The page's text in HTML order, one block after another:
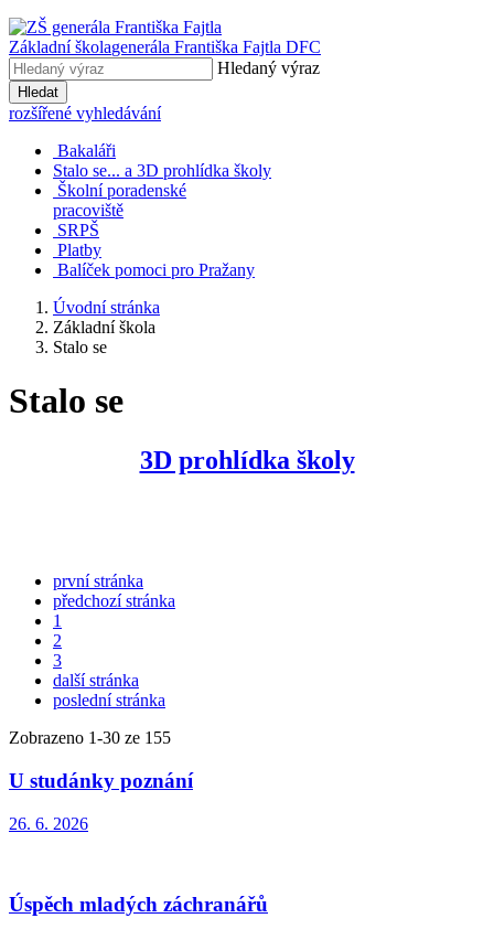
Základní školagenerála Františka Fajtla DFC
Hledaný výraz
Hledat
rozšířené vyhledávání
Bakaláři
Stalo se... a 3D prohlídka školy
Školní poradenské
pracoviště
SRPŠ
Platby
Balíček pomoci pro Pražany
Úvodní stránka
Základní škola
Stalo se
Stalo se
3D prohlídka školy
první stránka
předchozí stránka
1
2
3
další stránka
poslední stránka
Zobrazeno 1-30 ze 155
U studánky poznání
26. 6. 2026
Úspěch mladých záchranářů